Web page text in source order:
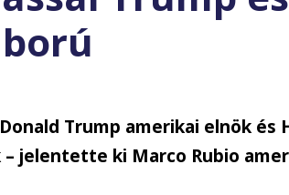
Trump amerikai elnök és
jelentette ki Marco Rubio